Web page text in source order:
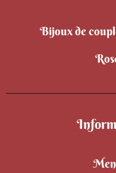
Bijoux de